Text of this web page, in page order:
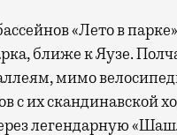
«Лето в
ближе к Яузе.
мимо
с их скандинавской
легендарную